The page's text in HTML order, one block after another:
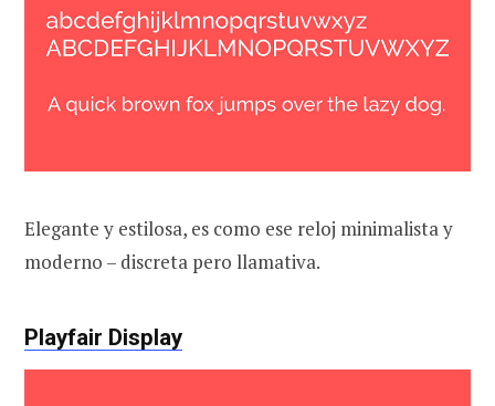
Elegante y estilosa, es como ese reloj minimalista y
moderno – discreta pero llamativa.
Playfair Display